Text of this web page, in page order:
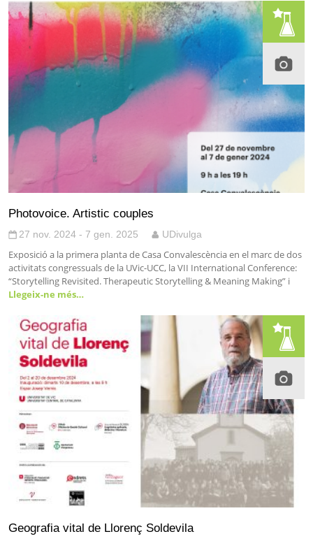
Photovoice. Artistic couples
27 nov. 2024 - 7 gen. 2025 UDivulga
Exposició a la primera planta de Casa Convalescència en el marc de dos
activitats congressuals de la UVic-UCC, la VII International Conference:
“Storytelling Revisited. Therapeutic Storytelling & Meaning Making” i
Llegeix-ne més…
Geografia vital de Llorenç Soldevila